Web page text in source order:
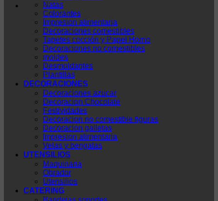
Natas
Colorantes
Impresion alimentaria
Decoraciones comestibles
Tapetes cocción y Papel Horno
Decoraciones no comestibles
moldes
Desmoldantes
Plantillas
DECORACIONES
Decoraciones azucar
Decoracion Chocolate
Festividades
Decoracion no comestible figuras
Decoracion galletas
Impresion alimentaria
Velas y bengalas
UTENSILIOS
Maquinaria
Obrador
Utensilios
CATERING